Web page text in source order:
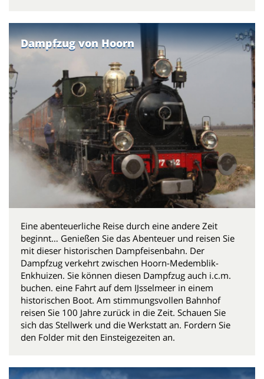
Dampfzug von Hoorn
Eine abenteuerliche Reise durch eine andere Zeit
beginnt… Genießen Sie das Abenteuer und reisen Sie
mit dieser historischen Dampfeisenbahn. Der
Dampfzug verkehrt zwischen Hoorn-Medemblik-
Enkhuizen. Sie können diesen Dampfzug auch i.c.m.
buchen. eine Fahrt auf dem IJsselmeer in einem
historischen Boot. Am stimmungsvollen Bahnhof
reisen Sie 100 Jahre zurück in die Zeit. Schauen Sie
sich das Stellwerk und die Werkstatt an. Fordern Sie
den Folder mit den Einsteigezeiten an.